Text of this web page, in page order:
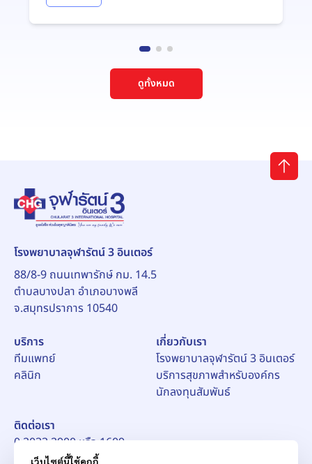
ดูทั้งหมด
โรงพยาบาลจุฬารัตน์ 3 อินเตอร์
88/8-9 ถนนเทพารักษ์ กม. 14.5
ตำบลบางปลา อำเภอบางพลี
จ.สมุทรปราการ 10540
บริการ
ทีมแพทย์
คลินิก
เกี่ยวกับเรา
โรงพยาบาลจุฬารัตน์ 3 อินเตอร์
บริการสุขภาพสำหรับองค์กร
นักลงทุนสัมพันธ์
ติดต่อเรา
0 2033 2900 หรือ 1609
อีเมล์:pr_ch3@chularat.com
เว็บไซต์นี้ใช้คุกกี้